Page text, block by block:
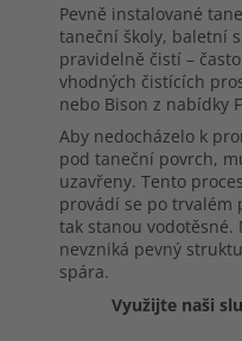
Pevně instalované
taneční školy, baletní
pravidelně čistí –
vhodných čistících
nebo Bison z nabídky
Aby nedocházelo k
pod taneční povrch,
uzavřeny. Tento
provádí se po trvalém
tak stanou vodotěsné.
nevzniká pevný
spára.
Využijte naši